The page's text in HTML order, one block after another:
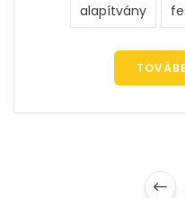
alapítvány